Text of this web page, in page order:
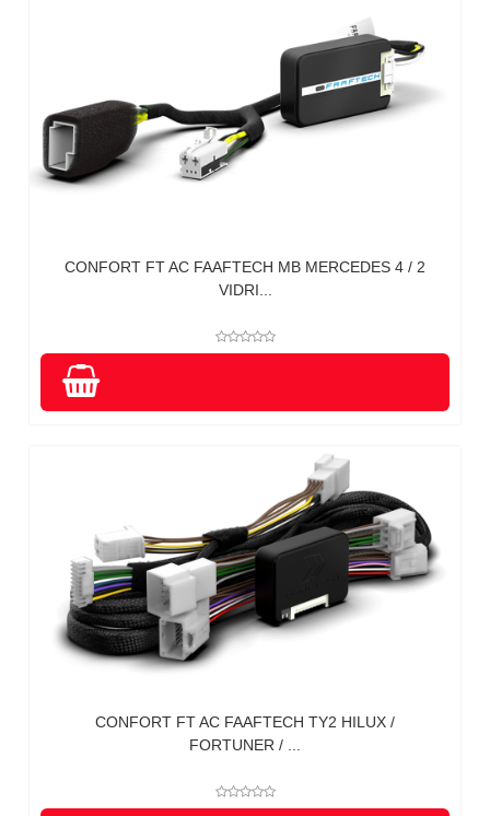
CONFORT FT AC FAAFTECH MB MERCEDES 4 / 2
VIDRI...
CONFORT FT AC FAAFTECH TY2 HILUX /
FORTUNER / ...